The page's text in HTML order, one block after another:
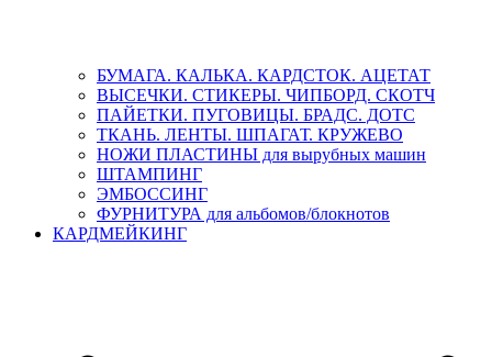
БУМАГА. КАЛЬКА. КАРДСТОК. АЦЕТАТ
ВЫСЕЧКИ. СТИКЕРЫ. ЧИПБОРД. СКОТЧ
ПАЙЕТКИ. ПУГОВИЦЫ. БРАДС. ДОТС
ТКАНЬ. ЛЕНТЫ. ШПАГАТ. КРУЖЕВО
НОЖИ ПЛАСТИНЫ для вырубных машин
ШТАМПИНГ
ЭМБОССИНГ
ФУРНИТУРА для альбомов/блокнотов
КАРДМЕЙКИНГ